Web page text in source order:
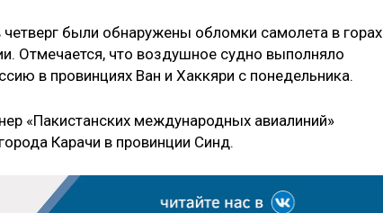
были обнаружены обломки самолета в горах
Отмечается, что воздушное судно выполняло
в провинциях Ван и Хаккяри с понедельника.
«Пакистанских международных авиалиний»
Карачи в провинции Синд.